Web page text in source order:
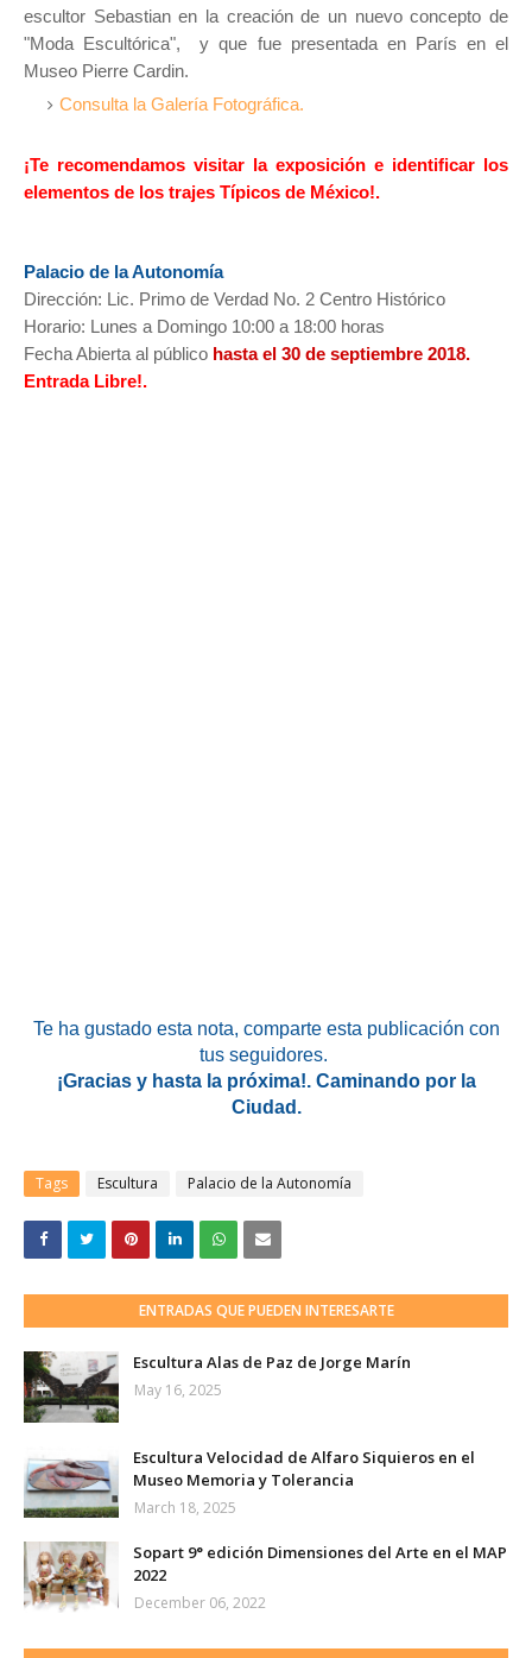
escultor Sebastian en la creación de un nuevo concepto de
"Moda Escultórica", y que fue presentada en París en el
Museo Pierre Cardin.
Consulta la Galería Fotográfica.
¡Te recomendamos visitar la exposición e identificar los
elementos de los trajes Típicos de México!.
Palacio de la Autonomía
Dirección: Lic. Primo de Verdad No. 2 Centro Histórico
Horario: Lunes a Domingo 10:00 a 18:00 horas
Fecha Abierta al público hasta el 30 de septiembre 2018.
Entrada Libre!.
Te ha gustado esta nota, comparte esta publicación con
tus seguidores.
¡Gracias y hasta la próxima!. Caminando por la
Ciudad.
Tags Escultura Palacio de la Autonomía
ENTRADAS QUE PUEDEN INTERESARTE
Escultura Alas de Paz de Jorge Marín
May 16, 2025
Escultura Velocidad de Alfaro Siquieros en el
Museo Memoria y Tolerancia
March 18, 2025
Sopart 9° edición Dimensiones del Arte en el MAP
2022
December 06, 2022